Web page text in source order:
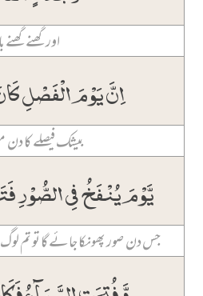
اور گھنے
اِنَّ یَوۡمَ الۡفَصۡلِ کَانَ
بیشک فیصلے کا
یَّوۡمَ یُنۡفَخُ فِی الصُّوۡرِ
جس دن صور پھونکا جائے گا تو تم